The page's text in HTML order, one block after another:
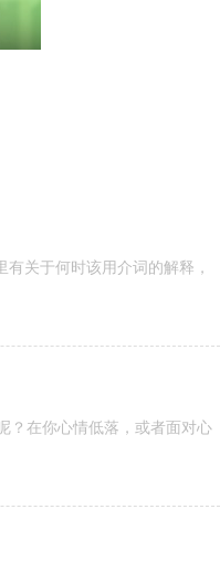
关于何时该用介词的解释，
？在你心情低落，或者面对心